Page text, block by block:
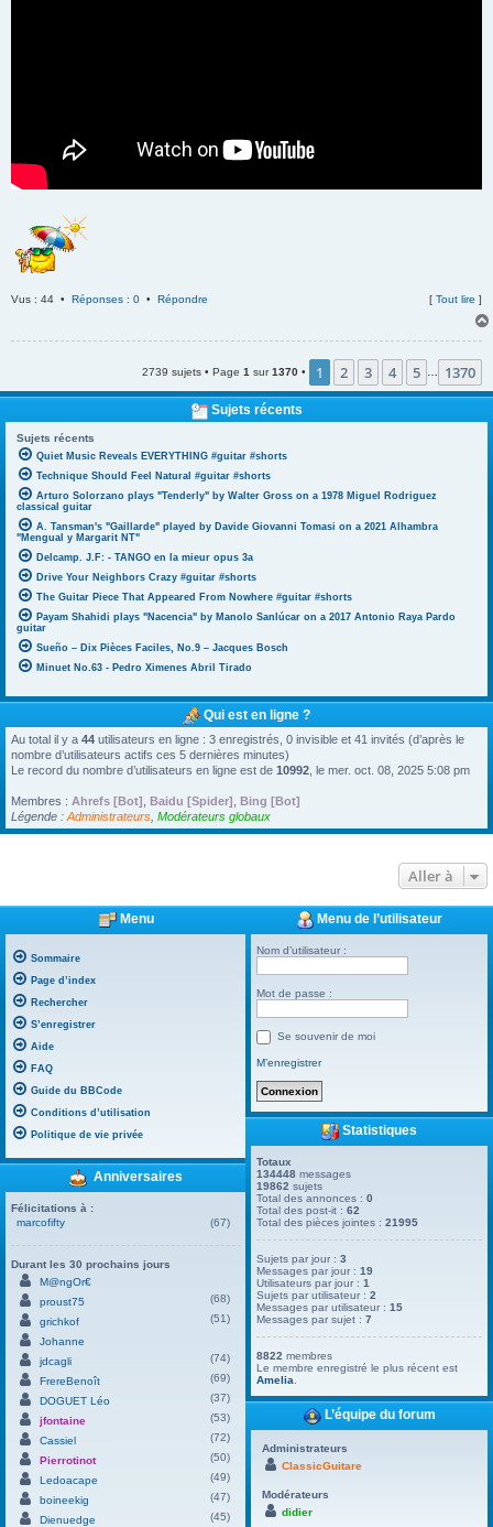
Vus : 44 • Réponses : 0 • Répondre [ Tout lire ]
2739 sujets • Page 1 sur1370 • 1 2 3 4 5 1370
Sujets récents
Sujets récents
Quiet Music Reveals EVERYTHING #guitar #shorts
Technique Should Feel Natural #guitar #shorts
Arturo Solorzano plays "Tenderly" by Walter Gross on a 1978 Miguel Rodriguez
classical guitar
A. Tansman's "Gaillarde" played by Davide Giovanni Tomasi on a 2021 Alhambra
"Mengual y Margarit NT"
Delcamp. J.F: - TANGO en la mieur opus 3a
Drive Your Neighbors Crazy #guitar #shorts
The Guitar Piece That Appeared From Nowhere #guitar #shorts
Payam Shahidi plays "Nacencia" by Manolo Sanlúcar on a 2017 Antonio Raya Pardo
guitar
Sueño – Dix Pièces Faciles, No.9 – Jacques Bosch
Minuet No.63 - Pedro Ximenes Abril Tirado
Qui est en ligne ?
Au total il y a 44 utilisateurs en ligne : 3 enregistrés, 0 invisible et 41 invités (d’après le
nombre d’utilisateurs actifs ces 5 dernières minutes)
Le record du nombre d’utilisateurs en ligne est de 10992 , le mer. oct. 08, 2025 5:08 pm
Membres : Ahrefs [Bot] Baidu [Spider] Bing [Bot]
Légende : Administrateurs Modérateurs globaux
Aller à
Menu
Sommaire
Page d’index
Rechercher
S’enregistrer
Aide
FAQ
Guide du BBCode
Conditions d’utilisation
Politique de vie privée
Anniversaires
Félicitations à :
marcofifty
(67)
Durant les 30 prochains jours
M@ngOr€
proust75
(68)
grichkof
(51)
Johanne
jdcagli
(74)
FrereBenoît
(69)
DOGUET Léo
(37)
jfontaine
(53)
Cassiel
(72)
Pierrotinot
(50)
Ledoacape
(49)
boineekig
(47)
Dienuedge
(45)
Menu de l’utilisateur
Nom d’utilisateur :
Mot de passe :
Se souvenir de moi
M’enregistrer
Statistiques
Totaux
134448 messages
19862 sujets
Total des annonces :0
Total des post-it :62
Total des pièces jointes :21995
Sujets par jour :3
Messages par jour :19
Utilisateurs par jour :1
Sujets par utilisateur :2
Messages par utilisateur :15
Messages par sujet :7
8822 membres
Le membre enregistré le plus récent est
Amelia
L’équipe du forum
Administrateurs
ClassicGuitare
Modérateurs
didier